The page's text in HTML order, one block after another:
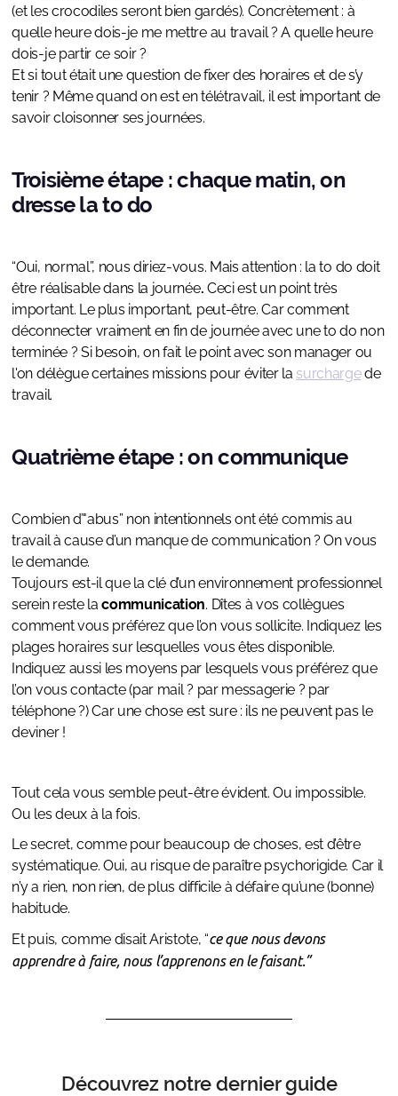
(et les crocodiles seront bien gardés). Concrètement : à
quelle heure dois-je me mettre au travail ? A quelle heure
dois-je partir ce soir ?
Et si tout était une question de fixer des horaires et de s’y
tenir ? Même quand on est en télétravail, il est important de
savoir cloisonner ses journées.
Troisième étape : chaque matin, on
dresse la to do
“Oui, normal”, nous diriez-vous. Mais attention : la to do doit
être réalisable dans la journée. Ceci est un point très
important. Le plus important, peut-être. Car comment
déconnecter vraiment en fin de journée avec une to do non
terminée ? Si besoin, on fait le point avec son manager ou
l'on délègue certaines missions pour éviter la surchargede
travail.
Quatrième étape : on communique
Combien d’"abus” non intentionnels ont été commis au
travail à cause d’un manque de communication ? On vous
le demande.
Toujours est-il que la clé d’un environnement professionnel
serein reste lacommunication. Dîtes à vos collègues
comment vous préférez que l’on vous sollicite. Indiquez les
plages horaires sur lesquelles vous êtes disponible.
Indiquez aussi les moyens par lesquels vous préférez que
l’on vous contacte (par mail ? par messagerie ? par
téléphone ?) Car une chose est sure : ils ne peuvent pas le
deviner !
Tout cela vous semble peut-être évident. Ou impossible.
Ou les deux à la fois.
Le secret, comme pour beaucoup de choses, est d’être
systématique. Oui, au risque de paraître psychorigide. Car il
n’y a rien, non rien, de plus difficile à défaire qu’une (bonne)
habitude.
Et puis, comme disait Aristote, “ce que nous devons
apprendre à faire, nous l’apprenons en le faisant.”
Découvrez notre dernier guide